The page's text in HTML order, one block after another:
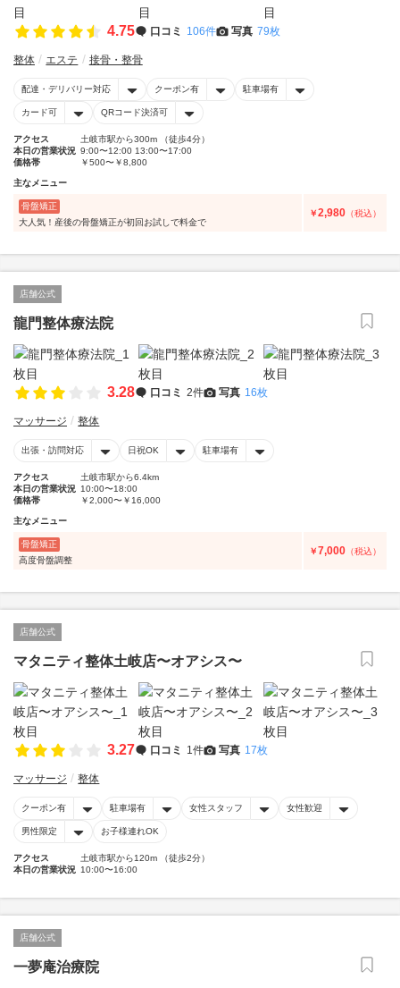
4.75 口コミ 106件 写真 79枚
整体 エステ 接骨・整骨
配達・デリバリー対応 クーポン有 駐車場有
カード可 QRコード決済可
アクセス
土岐市駅から300m （徒歩4分）
本日の営業状況 9:00〜12:00 13:00〜17:00
価格帯
￥500〜￥8,800
主なメニュー
骨盤矯正
大人気！産後の骨盤矯正が初回お試しで料金で
￥2,980 （税込）
店舗公式
龍門整体療法院
3.28 口コミ 2件 写真 16枚
マッサージ 整体
出張・訪問対応 日祝OK 駐車場有
アクセス
土岐市駅から6.4km
本日の営業状況 10:00〜18:00
価格帯
￥2,000〜￥16,000
主なメニュー
骨盤矯正
高度骨盤調整
￥7,000 （税込）
店舗公式
マタニティ整体土岐店〜オアシス〜
3.27 口コミ 1件 写真 17枚
マッサージ 整体
クーポン有 駐車場有 女性スタッフ 女性歓迎
男性限定 お子様連れOK
アクセス
土岐市駅から120m （徒歩2分）
本日の営業状況 10:00〜16:00
店舗公式
一夢庵治療院